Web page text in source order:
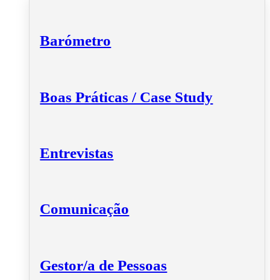
Barómetro
Boas Práticas / Case Study
Entrevistas
Comunicação
Gestor/a de Pessoas